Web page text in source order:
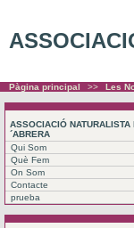
Pàgina principal >> Les
ASSOCIACIÓ NATURALISTA
´ABRERA
Qui Som
Què Fem
On Som
Contacte
prueba